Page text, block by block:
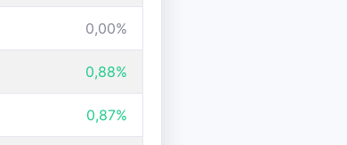
0,00%
0,88%
0,87%